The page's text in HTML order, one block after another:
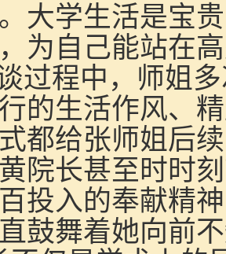
大学生活是宝
为自己能站在
过程中，师姐
的生活作风、
都给张师姐后
院长甚至时时
投入的奉献精
鼓舞着她向前